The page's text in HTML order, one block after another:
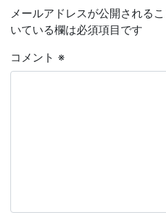
メールアドレスが公開されるこ
いている欄は必須項目です
コメント ※